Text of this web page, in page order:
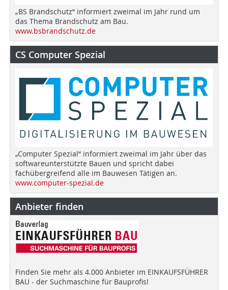
„BS Brandschutz“ informiert zweimal im Jahr rund um
das Thema Brandschutz am Bau.
www.bsbrandschutz.de
CS Computer Spezial
„Computer Spezial“ informiert zweimal im Jahr über das
softwareunterstützte Bauen und spricht dabei
fachübergreifend alle im Bauwesen Tätigen an.
www.computer-spezial.de
Anbieter finden
Finden Sie mehr als 4.000 Anbieter im EINKAUFSFÜHRER
BAU - der Suchmaschine für Bauprofis!